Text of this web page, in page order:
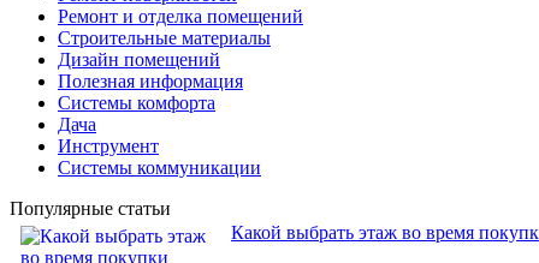
Ремонт и отделка помещений
Строительные материалы
Дизайн помещений
Полезная информация
Системы комфорта
Дача
Инструмент
Системы коммуникации
Популярные статьи
Какой выбрать этаж во время